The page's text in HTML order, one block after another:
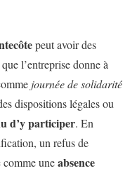
peut avoir des
l’entreprise donne à
journée de solidarité
dispositions légales ou
d’y participer. En
un refus de
uneabsence